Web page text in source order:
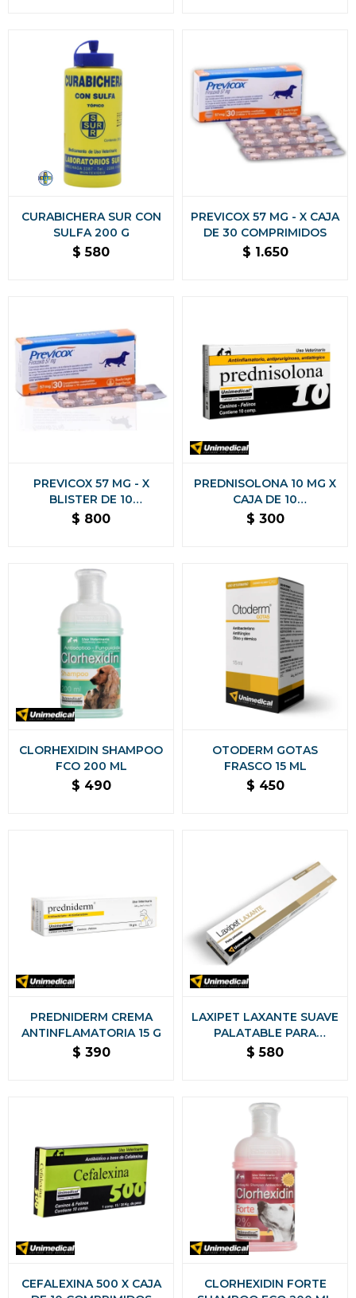
CURABICHERA SUR CON
SULFA 200 G
$ 580
PREVICOX 57 MG - X CAJA
DE 30 COMPRIMIDOS
$ 1.650
PREVICOX 57 MG - X
BLISTER DE 10
COMPRIMIDOS
$ 800
PREDNISOLONA 10 MG X
CAJA DE 10
COMPRIMIDOS
$ 300
CLORHEXIDIN SHAMPOO
FCO 200 ML
$ 490
OTODERM GOTAS
FRASCO 15 ML
$ 450
PREDNIDERM CREMA
ANTINFLAMATORIA 15 G
$ 390
LAXIPET LAXANTE SUAVE
PALATABLE PARA
PERROS Y GATOS 60 G.
$ 580
CEFALEXINA 500 X CAJA
CLORHEXIDIN FORTE